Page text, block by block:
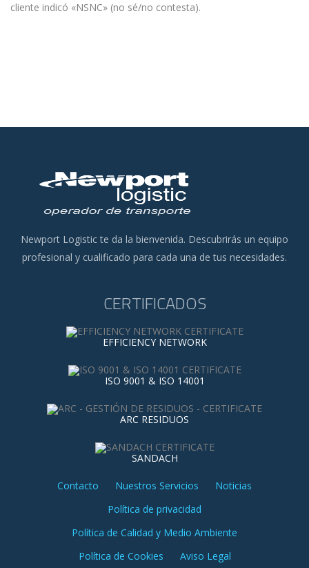
cliente indicó «NSNC» (no sé/no contesta).
Newport Logistic te da la bienvenida. Descubrirás un equipo
profesional y cualificado para cada una de tus necesidades.
CERTIFICADOS
EFFICIENCY NETWORK
ISO 9001 & ISO 14001
ARC RESIDUOS
SANDACH
Contacto Nuestros Servicios
Noticias
Política de privacidad
Política de Calidad y Medio Ambiente
Política de Cookies
Aviso Legal